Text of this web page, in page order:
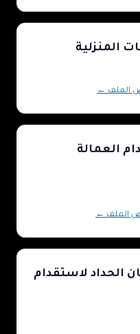
المنزلية
الملف ←
العمالة
الملف ←
لاستقدام